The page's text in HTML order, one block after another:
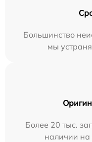
Большинство
мы
Более 20 тыс.
наличии на